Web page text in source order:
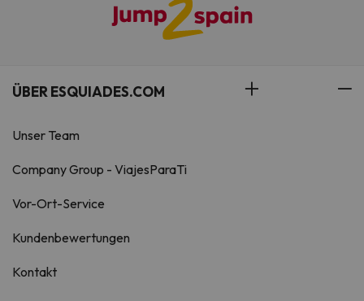
ÜBER ESQUIADES.COM
Unser Team
Company Group - ViajesParaTi
Vor-Ort-Service
Kundenbewertungen
Kontakt